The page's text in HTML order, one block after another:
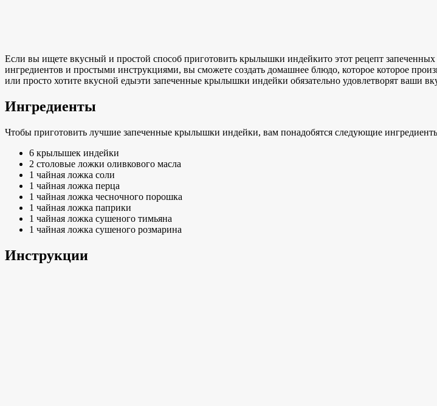
Если вы ищете вкусный и простой способ приготовить крылышки индейкито этот рецепт запеченных
ингредиентов и простыми инструкциями, вы сможете создать домашнее блюдо, которое которое
или просто хотите вкусной едыэти запеченные крылышки индейки обязательно удовлетворят ваши
Ингредиенты
Чтобы приготовить лучшие запеченные крылышки индейки, вам понадобятся следующие
6 крылышек индейки
2 столовые ложки оливкового масла
1 чайная ложка соли
1 чайная ложка перца
1 чайная ложка чесночного порошка
1 чайная ложка паприки
1 чайная ложка сушеного тимьяна
1 чайная ложка сушеного розмарина
Инструкции